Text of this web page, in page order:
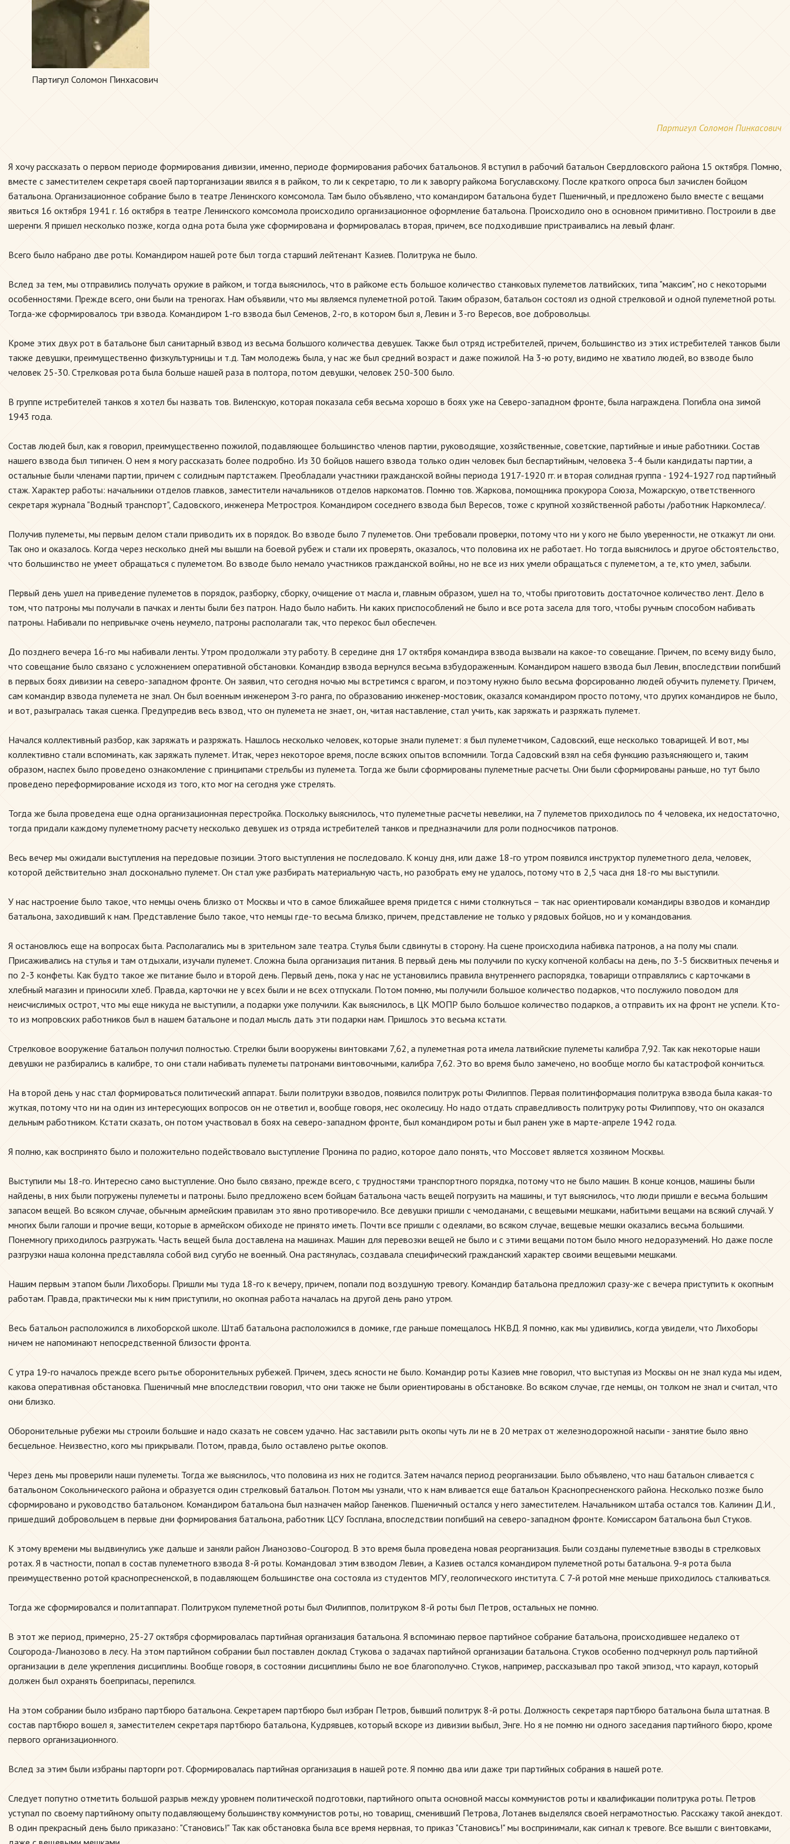
Партигул Соломон Пинхасович
Партигул Соломон Пинкасович
Я хочу рассказать о первом периоде формирования дивизии, именно, периоде формирования рабочих батальонов. Я вступил в рабочий батальон Свердловского района 15 октября. Помню,
вместе с заместителем секретаря своей парторганизации явился я в райком, то ли к секретарю, то ли к заворгу райкома Богуславскому. После краткого опроса был зачислен бойцом
батальона. Организационное собрание было в театре Ленинского комсомола. Там было объявлено, что командиром батальона будет Пшеничный, и предложено было вместе с вещами
явиться 16 октября 1941 г. 16 октября в театре Ленинского комсомола происходило организационное оформление батальона. Происходило оно в основном примитивно. Построили в две
шеренги. Я пришел несколько позже, когда одна рота была уже сформирована и формировалась вторая, причем, все подходившие пристраивались на левый фланг.
Всего было набрано две роты. Командиром нашей роте был тогда старший лейтенант Казиев. Политрука не было.
Вслед за тем, мы отправились получать оружие в райком, и тогда выяснилось, что в райкоме есть большое количество станковых пулеметов латвийских, типа "максим", но с некоторыми
особенностями. Прежде всего, они были на треногах. Нам объявили, что мы являемся пулеметной ротой. Таким образом, батальон состоял из одной стрелковой и одной пулеметной роты.
Тогда-же сформировалось три взвода. Командиром 1-го взвода был Семенов, 2-го, в котором был я, Левин и 3-го Вересов, вое добровольцы.
Кроме этих двух рот в батальоне был санитарный взвод из весьма большого количества девушек. Также был отряд истребителей, причем, большинство из этих истребителей танков были
также девушки, преимущественно физкультурницы и т.д. Там молодежь была, у нас же был средний возраст и даже пожилой. На 3-ю роту, видимо не хватило людей, во взводе было
человек 25-30. Стрелковая рота была больше нашей раза в полтора, потом девушки, человек 250-300 было.
В группе истребителей танков я хотел бы назвать тов. Виленскую, которая показала себя весьма хорошо в боях уже на Северо-западном фронте, была награждена. Погибла она зимой
1943 года.
Состав людей был, как я говорил, преимущественно пожилой, подавляющее большинство членов партии, руководящие, хозяйственные, советские, партийные и иные работники. Состав
нашего взвода был типичен. О нем я могу рассказать более подробно. Из 30 бойцов нашего взвода только один человек был беспартийным, человека 3-4 были кандидаты партии, а
остальные были членами партии, причем с солидным партстажем. Преобладали участники гражданской войны периода 1917-1920 гг. и вторая солидная группа - 1924-1927 год партийный
стаж. Характер работы: начальники отделов главков, заместители начальников отделов наркоматов. Помню тов. Жаркова, помощника прокурора Союза, Можарскую, ответственного
секретаря журнала "Водный транспорт", Садовского, инженера Метростроя. Командиром соседнего взвода был Вересов, тоже с крупной хозяйственной работы /работник Наркомлеса/.
Получив пулеметы, мы первым делом стали приводить их в порядок. Во взводе было 7 пулеметов. Они требовали проверки, потому что ни у кого не было уверенности, не откажут ли они.
Так оно и оказалось. Когда через несколько дней мы вышли на боевой рубеж и стали их проверять, оказалось, что половина их не работает. Но тогда выяснилось и другое обстоятельство,
что большинство не умеет обращаться с пулеметом. Во взводе было немало участников гражданской войны, но не все из них умели обращаться с пулеметом, а те, кто умел, забыли.
Первый день ушел на приведение пулеметов в порядок, разборку, сборку, очищение от масла и, главным образом, ушел на то, чтобы приготовить достаточное количество лент. Дело в
том, что патроны мы получали в пачках и ленты были без патрон. Надо было набить. Ни каких приспособлений не было и все рота засела для того, чтобы ручным способом набивать
патроны. Набивали по непривычке очень неумело, патроны располагали так, что перекос был обеспечен.
До позднего вечера 16-го мы набивали ленты. Утром продолжали эту работу. В середине дня 17 октября командира взвода вызвали на какое-то совещание. Причем, по всему виду было,
что совещание было связано с усложнением оперативной обстановки. Командир взвода вернулся весьма взбудораженным. Командиром нашего взвода был Левин, впоследствии погибший
в первых боях дивизии на северо-западном фронте. Он заявил, что сегодня ночью мы встретимся с врагом, и поэтому нужно было весьма форсированно людей обучить пулемету. Причем,
сам командир взвода пулемета не знал. Он был военным инженером З-го ранга, по образованию инженер-мостовик, оказался командиром просто потому, что других командиров не было,
и вот, разыгралась такая сценка. Предупредив весь взвод, что он пулемета не знает, он, читая наставление, стал учить, как заряжать и разряжать пулемет.
Начался коллективный разбор, как заряжать и разряжать. Нашлось несколько человек, которые знали пулемет: я был пулеметчиком, Садовский, еще несколько товарищей. И вот, мы
коллективно стали вспоминать, как заряжать пулемет. Итак, через некоторое время, после всяких опытов вспомнили. Тогда Садовский взял на себя функцию разъясняющего и, таким
образом, наспех было проведено ознакомление с принципами стрельбы из пулемета. Тогда же были сформированы пулеметные расчеты. Они были сформированы раньше, но тут было
проведено переформирование исходя из того, кто мог на сегодня уже стрелять.
Тогда же была проведена еще одна организационная перестройка. Поскольку выяснилось, что пулеметные расчеты невелики, на 7 пулеметов приходилось по 4 человека, их недостаточно,
тогда придали каждому пулеметному расчету несколько девушек из отряда истребителей танков и предназначили для роли подносчиков патронов.
Весь вечер мы ожидали выступления на передовые позиции. Этого выступления не последовало. К концу дня, или даже 18-го утром появился инструктор пулеметного дела, человек,
которой действительно знал досконально пулемет. Он стал уже разбирать материальную часть, но разобрать ему не удалось, потому что в 2,5 часа дня 18-го мы выступили.
У нас настроение было такое, что немцы очень близко от Москвы и что в самое ближайшее время придется с ними столкнуться – так нас ориентировали командиры взводов и командир
батальона, заходивший к нам. Представление было такое, что немцы где-то весьма близко, причем, представление не только у рядовых бойцов, но и у командования.
Я остановлюсь еще на вопросах быта. Располагались мы в зрительном зале театра. Стулья были сдвинуты в сторону. На сцене происходила набивка патронов, а на полу мы спали.
Присаживались на стулья и там отдыхали, изучали пулемет. Сложна была организация питания. В первый день мы получили по куску копченой колбасы на день, по 3-5 бисквитных печенья и
по 2-3 конфеты. Как будто такое же питание было и второй день. Первый день, пока у нас не установились правила внутреннего распорядка, товарищи отправлялись с карточками в
хлебный магазин и приносили хлеб. Правда, карточки не у всех были и не всех отпускали. Потом помню, мы получили большое количество подарков, что послужило поводом для
неисчислимых острот, что мы еще никуда не выступили, а подарки уже получили. Как выяснилось, в ЦК МОПР было большое количество подарков, а отправить их на фронт не успели. Кто-
то из мопровских работников был в нашем батальоне и подал мысль дать эти подарки нам. Пришлось это весьма кстати.
Стрелковое вооружение батальон получил полностью. Стрелки были вооружены винтовками 7,62, а пулеметная рота имела латвийские пулеметы калибра 7,92. Так как некоторые наши
девушки не разбирались в калибре, то они стали набивать пулеметы патронами винтовочными, калибра 7,62. Это во время было замечено, но вообще могло бы катастрофой кончиться.
На второй день у нас стал формироваться политический аппарат. Были политруки взводов, появился политрук роты Филиппов. Первая политинформация политрука взвода была какая-то
жуткая, потому что ни на один из интересующих вопросов он не ответил и, вообще говоря, нес околесицу. Но надо отдать справедливость политруку роты Филиппову, что он оказался
дельным работником. Кстати сказать, он потом участвовал в боях на северо-западном фронте, был командиром роты и был ранен уже в марте-апреле 1942 года.
Я полню, как воспринято было и положительно подействовало выступление Пронина по радио, которое дало понять, что Моссовет является хозяином Москвы.
Выступили мы 18-го. Интересно само выступление. Оно было связано, прежде всего, с трудностями транспортного порядка, потому что не было машин. В конце концов, машины были
найдены, в них были погружены пулеметы и патроны. Было предложено всем бойцам батальона часть вещей погрузить на машины, и тут выяснилось, что люди пришли е весьма большим
запасом вещей. Во всяком случае, обычным армейским правилам это явно противоречило. Все девушки пришли с чемоданами, с вещевыми мешками, набитыми вещами на всякий случай. У
многих были галоши и прочие вещи, которые в армейском обиходе не принято иметь. Почти все пришли с одеялами, во всяком случае, вещевые мешки оказались весьма большими.
Понемногу приходилось разгружать. Часть вещей была доставлена на машинах. Машин для перевозки вещей не было и с этими вещами потом было много недоразумений. Но даже после
разгрузки наша колонна представляла собой вид сугубо не военный. Она растянулась, создавала специфический гражданский характер своими вещевыми мешками.
Нашим первым этапом были Лихоборы. Пришли мы туда 18-го к вечеру, причем, попали под воздушную тревогу. Командир батальона предложил сразу-же с вечера приступить к окопным
работам. Правда, практически мы к ним приступили, но окопная работа началась на другой день рано утром.
Весь батальон расположился в лихоборской школе. Штаб батальона расположился в домике, где раньше помещалось НКВД. Я помню, как мы удивились, когда увидели, что Лихоборы
ничем не напоминают непосредственной близости фронта.
С утра 19-го началось прежде всего рытье оборонительных рубежей. Причем, здесь ясности не было. Командир роты Казиев мне говорил, что выступая из Москвы он не знал куда мы идем,
какова оперативная обстановка. Пшеничный мне впоследствии говорил, что они также не были ориентированы в обстановке. Во всяком случае, где немцы, он толком не знал и считал, что
они близко.
Оборонительные рубежи мы строили большие и надо сказать не совсем удачно. Нас заставили рыть окопы чуть ли не в 20 метрах от железнодорожной насыпи - занятие было явно
бесцельное. Неизвестно, кого мы прикрывали. Потом, правда, было оставлено рытье окопов.
Через день мы проверили наши пулеметы. Тогда же выяснилось, что половина из них не годится. Затем начался период реорганизации. Было объявлено, что наш батальон сливается с
батальоном Сокольнического района и образуется один стрелковый батальон. Потом мы узнали, что к нам вливается еще батальон Краснопресненского района. Несколько позже было
сформировано и руководство батальоном. Командиром батальона был назначен майор Ганенков. Пшеничный остался у него заместителем. Начальником штаба остался тов. Калинин Д.И.,
пришедший добровольцем в первые дни формирования батальона, работник ЦСУ Госплана, впоследствии погибший на северо-западном фронте. Комиссаром батальона был Стуков.
К этому времени мы выдвинулись уже дальше и заняли район Лианозово-Соцгород. В это время была проведена новая реорганизация. Были созданы пулеметные взводы в стрелковых
ротах. Я в частности, попал в состав пулеметного взвода 8-й роты. Командовал этим взводом Левин, а Казиев остался командиром пулеметной роты батальона. 9-я рота была
преимущественно ротой краснопресненской, в подавляющем большинстве она состояла из студентов МГУ, геологического института. С 7-й ротой мне меньше приходилось сталкиваться.
Тогда же сформировался и политаппарат. Политруком пулеметной роты был Филиппов, политруком 8-й роты был Петров, остальных не помню.
В этот же период, примерно, 25-27 октября сформировалась партийная организация батальона. Я вспоминаю первое партийное собрание батальона, происходившее недалеко от
Соцгорода-Лианозово в лесу. На этом партийном собрании был поставлен доклад Стукова о задачах партийной организации батальона. Стуков особенно подчеркнул роль партийной
организации в деле укрепления дисциплины. Вообще говоря, в состоянии дисциплины было не вое благополучно. Стуков, например, рассказывал про такой эпизод, что караул, который
должен был охранять боеприпасы, перепился.
На этом собрании было избрано партбюро батальона. Секретарем партбюро был избран Петров, бывший политрук 8-й роты. Должность секретаря партбюро батальона была штатная. В
состав партбюро вошел я, заместителем секретаря партбюро батальона, Кудрявцев, который вскоре из дивизии выбыл, Энге. Но я не помню ни одного заседания партийного бюро, кроме
первого организационного.
Вслед за этим были избраны парторги рот. Сформировалась партийная организация в нашей роте. Я помню два или даже три партийных собрания в нашей роте.
Следует попутно отметить большой разрыв между уровнем политической подготовки, партийного опыта основной массы коммунистов роты и квалификации политрука роты. Петров
уступал по своему партийному опыту подавляющему большинству коммунистов роты, но товарищ, сменивший Петрова, Лотанев выделялся своей неграмотностью. Расскажу такой анекдот.
В один прекрасный день было приказано: "Становись!" Так как обстановка была все время нервная, то приказ "Становись!" мы воспринимали, как сигнал к тревоге. Все вышли с винтовками,